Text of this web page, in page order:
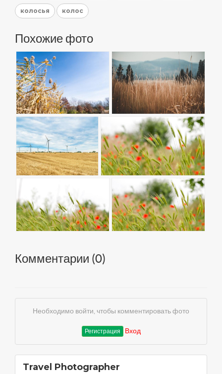
колосья колос
Похожие фото
Комментарии (0)
Необходимо войти, чтобы комментировать фото
Регистрация Вход
Travel Photographer